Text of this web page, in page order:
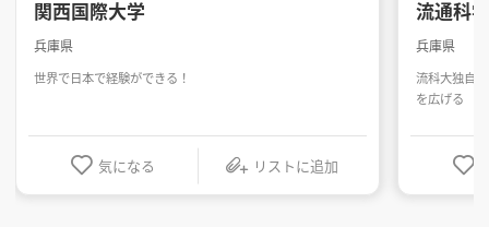
関西国際大学
兵庫県
世界で日本で経験ができる！
気になる リストに追加
流通科
兵庫県
流科大独自
を広げる